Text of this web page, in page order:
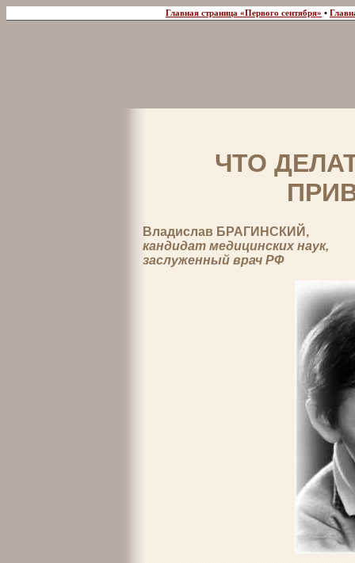
Главная страница «Первого сентября» •
ЧТО
Владислав БРАГИНСКИЙ,
кандидат медицинских наук,
заслуженный врач РФ